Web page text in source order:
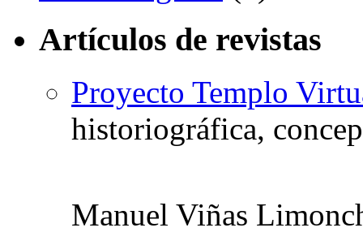
Artículos de revistas
Proyecto Templo
historiográfica,
Manuel Viñas